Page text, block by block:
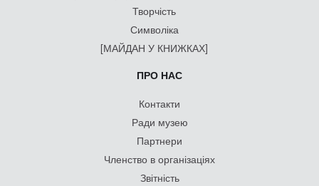
Творчість
Символіка
[МАЙДАН У КНИЖКАХ]
ПРО НАС
Контакти
Ради музею
Партнери
Членство в організаціях
Звітність